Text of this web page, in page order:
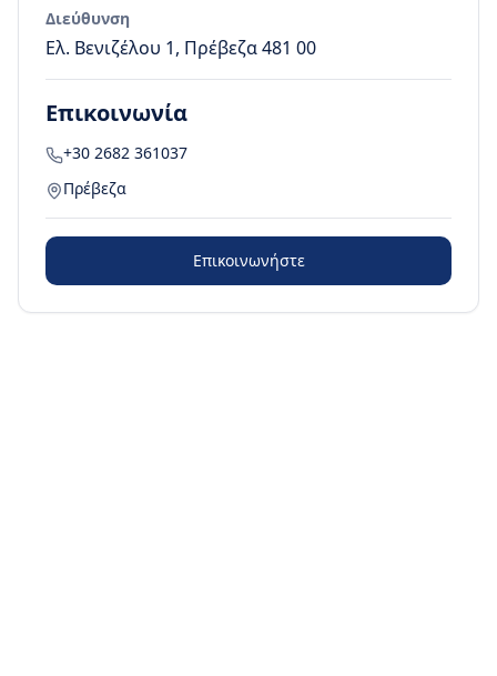
Διεύθυνση
Ελ. Βενιζέλου 1, Πρέβεζα 481 00
Επικοινωνία
+30 2682 361037
Πρέβεζα
Επικοινωνήστε